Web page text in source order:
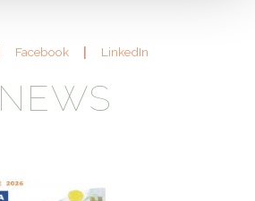
Facebook LinkedIn
NEWS